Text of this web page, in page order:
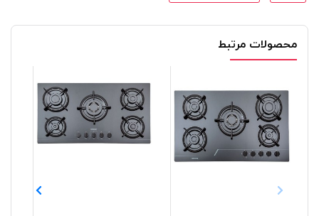
محصولات مرتبط